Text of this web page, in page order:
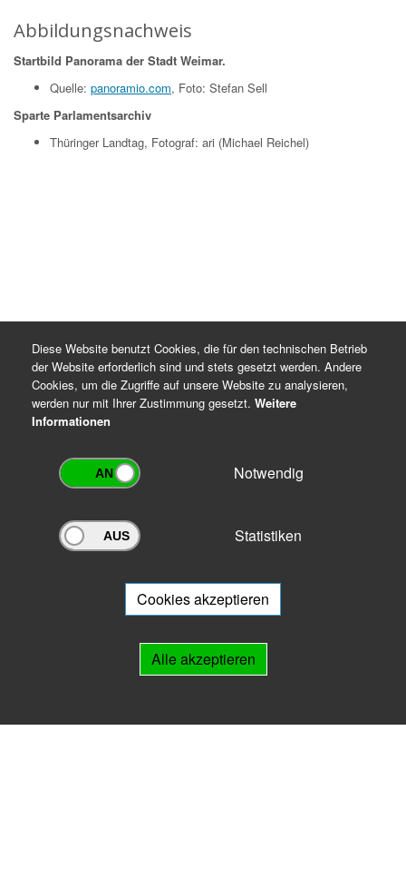
Abbildungsnachweis
Startbild Panorama der Stadt Weimar.
Quelle: panoramio.com, Foto: Stefan Sell
Sparte Parlamentsarchiv
Thüringer Landtag, Fotograf: ari (Michael Reichel)
Archivportal Thüringen
Ihnen beratend zur Seite.
Diese Website benutzt Cookies, die für den technischen Betrieb
der Website erforderlich sind und stets gesetzt werden. Andere
Cookies, um die Zugriffe auf unsere Website zu analysieren,
werden nur mit Ihrer Zustimmung gesetzt. Weitere
Informationen
Notwendig
Statistiken
Cookies akzeptieren
Alle akzeptieren